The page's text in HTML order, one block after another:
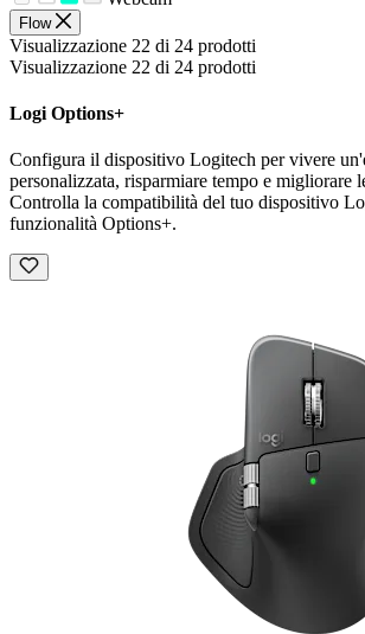
Flow
Visualizzazione 22 di 24 prodotti
Visualizzazione 22 di 24 prodotti
Logi Options+
Configura il dispositivo Logitech per vivere
personalizzata, risparmiare tempo e migliorare
Controlla la compatibilità del tuo dispositivo
funzionalità Options+.